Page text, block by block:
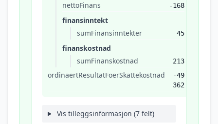
nettoFinans
-168
finansinntekt
sumFinansinntekter
45
finanskostnad
sumFinanskostnad
213
ordinaertResultatFoerSkattekostnad
-49
362
Vis tilleggsinformasjon (7 felt)